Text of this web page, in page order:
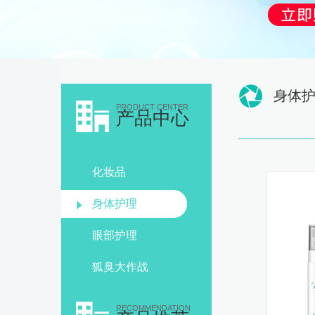
PRODUCT CENTER
产品中心
化妆品
身体护理
眼部护理
狐臭大作战
RECOMMENDATION
身体